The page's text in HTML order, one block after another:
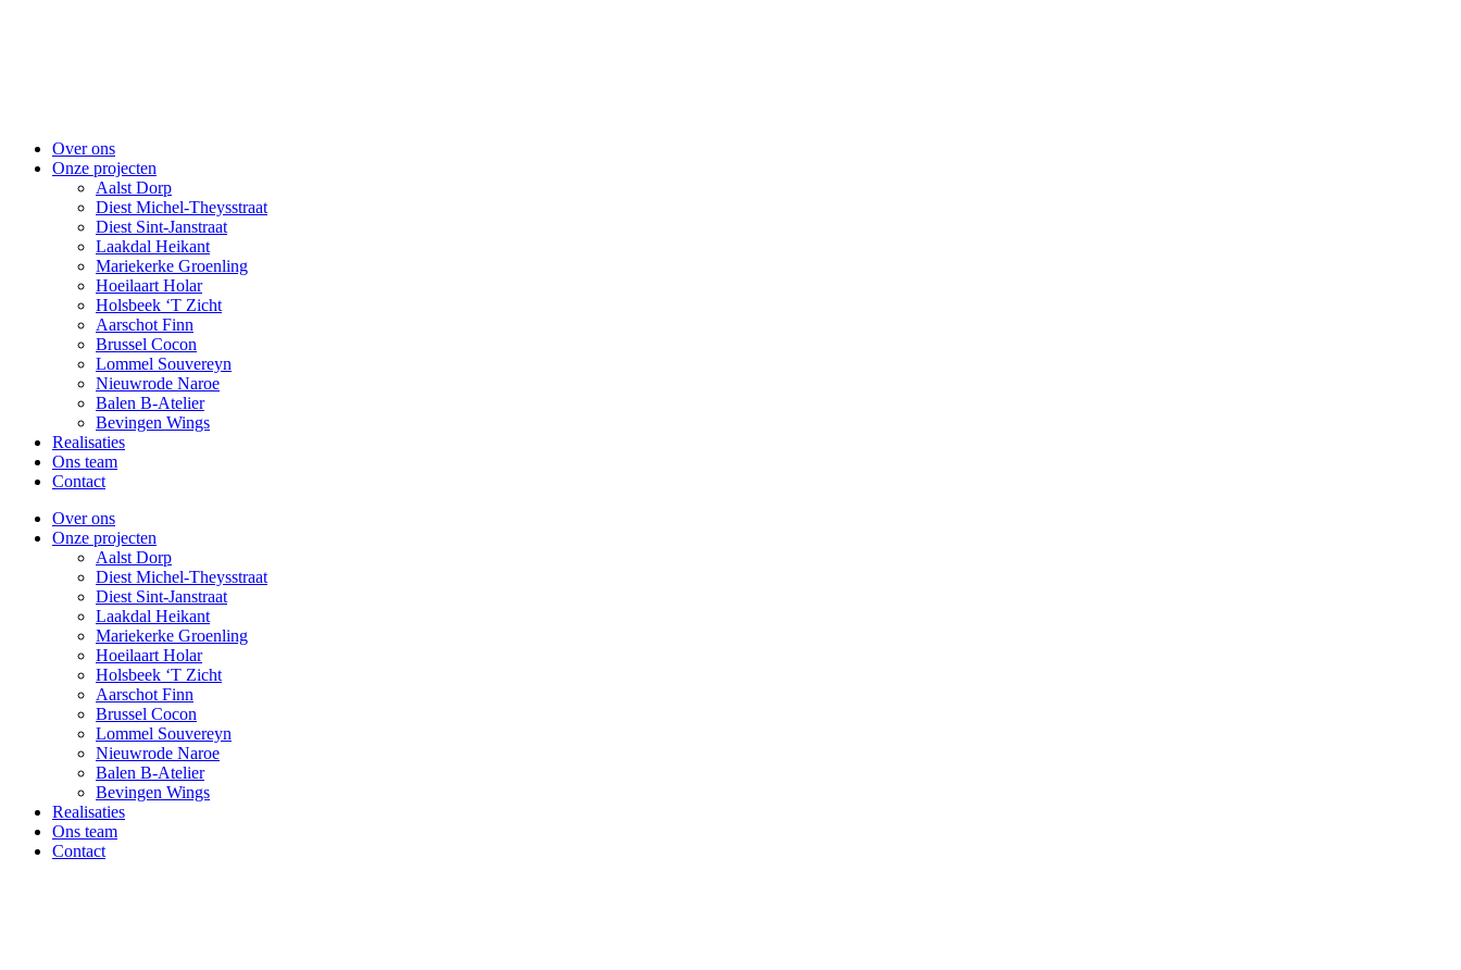
Over ons
Onze projecten
Aalst Dorp
Diest Michel-Theysstraat
Diest Sint-Janstraat
Laakdal Heikant
Mariekerke Groenling
Hoeilaart Holar
Holsbeek ‘T Zicht
Aarschot Finn
Brussel Cocon
Lommel Souvereyn
Nieuwrode Naroe
Balen B-Atelier
Bevingen Wings
Realisaties
Ons team
Contact
Over ons
Onze projecten
Aalst Dorp
Diest Michel-Theysstraat
Diest Sint-Janstraat
Laakdal Heikant
Mariekerke Groenling
Hoeilaart Holar
Holsbeek ‘T Zicht
Aarschot Finn
Brussel Cocon
Lommel Souvereyn
Nieuwrode Naroe
Balen B-Atelier
Bevingen Wings
Realisaties
Ons team
Contact